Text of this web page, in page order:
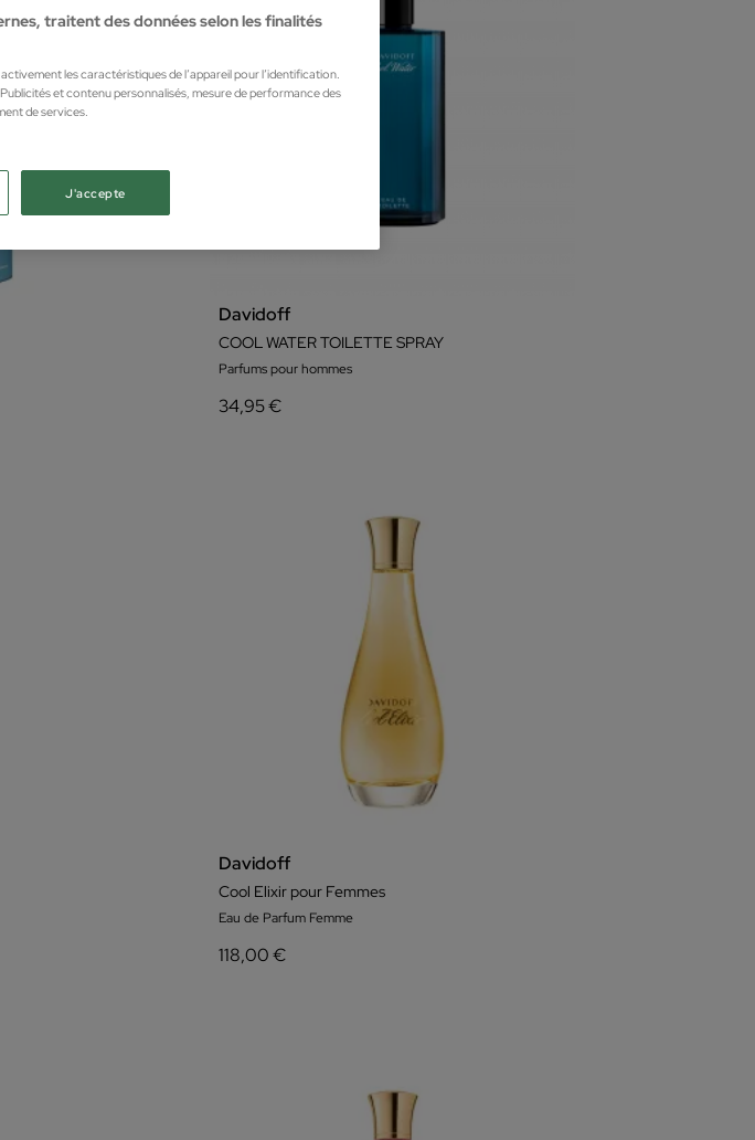
Davidoff
COOL WATER TOILETTE SPRAY
Parfums pour hommes
34,95 €
Davidoff
Cool Elixir pour Femmes
Eau de Parfum Femme
118,00 €
traitent des données selon les finalités
les caractéristiques de l’appareil pour l’identification.
et contenu personnalisés, mesure de performance des
de services.
J'accepte